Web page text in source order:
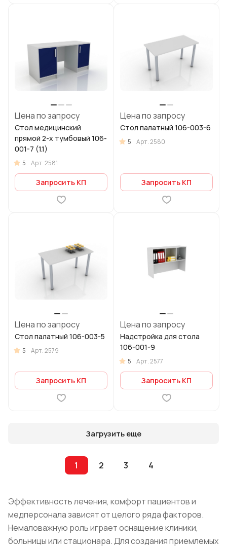
Цена по запросу
Стол медицинский
прямой 2-х тумбовый 106-
001-7 (1.1)
5 Арт.2581
Запросить КП
Цена по запросу
Стол палатный 106-003-6
5 Арт.2580
Запросить КП
Цена по запросу
Стол палатный 106-003-5
5 Арт.2579
Запросить КП
Цена по запросу
Надстройка для стола
106-001-9
5 Арт.2577
Запросить КП
Загрузить еще
1 2 3 4
Эффективность лечения, комфорт пациентов и
медперсонала зависят от целого ряда факторов.
Немаловажную роль играет оснащение клиники,
больницы или стационара. Для создания приемлемых